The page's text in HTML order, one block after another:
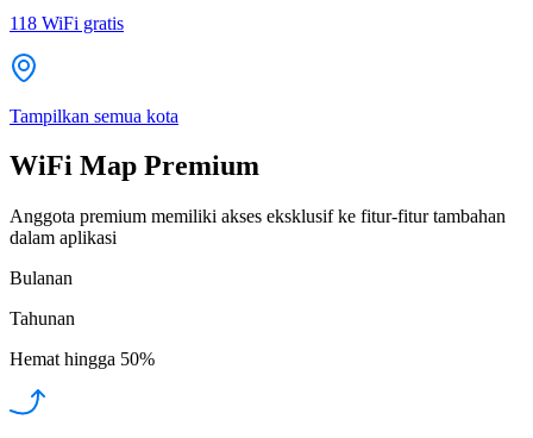
118 WiFi gratis
Tampilkan semua kota
WiFi Map Premium
Anggota premium memiliki akses eksklusif ke fitur-fitur tambahan
dalam aplikasi
Bulanan
Tahunan
Hemat hingga 50%